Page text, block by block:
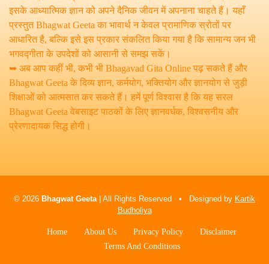
इसके आध्यात्मिक ज्ञान को अपने दैनिक जीवन में अपनाना चाहते हैं। यहाँ
प्रस्तुत Bhagwat Geeta का भावार्थ न केवल प्रामाणिक स्रोतों पर
आधारित है, बल्कि इसे इस प्रकार संकलित किया गया है कि सामान्य जन भी
भगवद्गीता के उपदेशों को आसानी से समझ सकें।
➥ अब आप कहीं भी, कभी भी Bhagavad Gita Online पढ़ सकते हैं और
Bhagwat Geeta के दिव्य ज्ञान, कर्मयोग, भक्तियोग और ज्ञानयोग से जुड़ी
शिक्षाओं को आत्मसात कर सकते हैं। हमें पूर्ण विश्वास है कि यह सरल
Bhagwat Geeta वेबसाइट पाठकों के लिए ज्ञानवर्धक, विश्वसनीय और
प्रेरणादायक सिद्ध होगी।
© 2026 Bhagwat Geeta | All Rights Reserved • Designed by Kartik
Budholiya
Home About Us Privacy Policy
Disclaimer
Terms And Conditions